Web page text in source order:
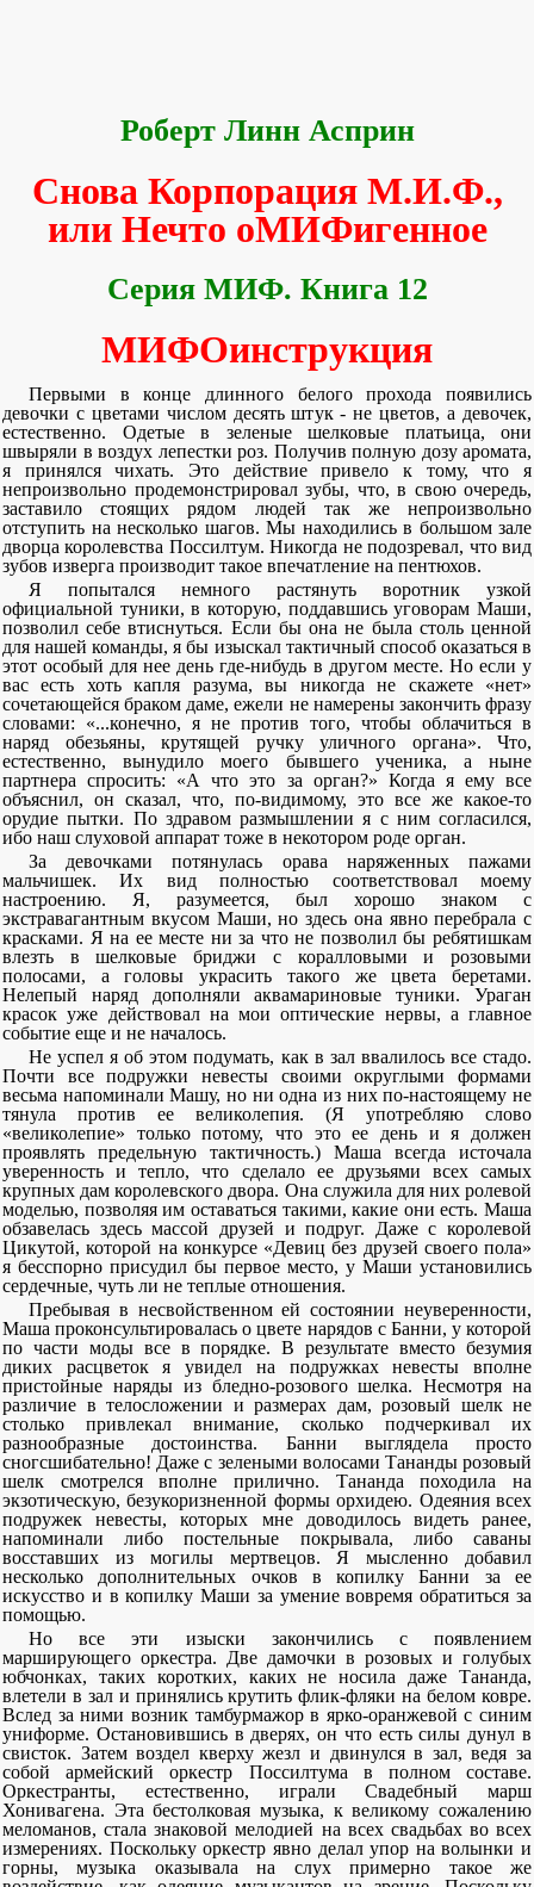
Роберт Линн Асприн
Снова Корпорация М.И.Ф.,
или Нечто оМИФигенное
Серия МИФ. Книга 12
МИФОинструкция
Первыми в конце длинного белого прохода появились
девочки с цветами числом десять штук - не цветов, а девочек,
естественно. Одетые в зеленые шелковые платьица, они
швыряли в воздух лепестки роз. Получив полную дозу аромата,
я принялся чихать. Это действие привело к тому, что я
непроизвольно продемонстрировал зубы, что, в свою очередь,
заставило стоящих рядом людей так же непроизвольно
отступить на несколько шагов. Мы находились в большом зале
дворца королевства Поссилтум. Никогда не подозревал, что вид
зубов изверга производит такое впечатление на пентюхов.
Я попытался немного растянуть воротник узкой
официальной туники, в которую, поддавшись уговорам Маши,
позволил себе втиснуться. Если бы она не была столь ценной
для нашей команды, я бы изыскал тактичный способ оказаться в
этот особый для нее день где-нибудь в другом месте. Но если у
вас есть хоть капля разума, вы никогда не скажете «нет»
сочетающейся браком даме, ежели не намерены закончить фразу
словами: «...конечно, я не против того, чтобы облачиться в
наряд обезьяны, крутящей ручку уличного органа». Что,
естественно, вынудило моего бывшего ученика, а ныне
партнера спросить: «А что это за орган?» Когда я ему все
объяснил, он сказал, что, по-видимому, это все же какое-то
орудие пытки. По здравом размышлении я с ним согласился,
ибо наш слуховой аппарат тоже в некотором роде орган.
За девочками потянулась орава наряженных пажами
мальчишек. Их вид полностью соответствовал моему
настроению. Я, разумеется, был хорошо знаком с
экстравагантным вкусом Маши, но здесь она явно перебрала с
красками. Я на ее месте ни за что не позволил бы ребятишкам
влезть в шелковые бриджи с коралловыми и розовыми
полосами, а головы украсить такого же цвета беретами.
Нелепый наряд дополняли аквамариновые туники. Ураган
красок уже действовал на мои оптические нервы, а главное
событие еще и не началось.
Не успел я об этом подумать, как в зал ввалилось все стадо.
Почти все подружки невесты своими округлыми формами
весьма напоминали Машу, но ни одна из них по-настоящему не
тянула против ее великолепия. (Я употребляю слово
«великолепие» только потому, что это ее день и я должен
проявлять предельную тактичность.) Маша всегда источала
уверенность и тепло, что сделало ее друзьями всех самых
крупных дам королевского двора. Она служила для них ролевой
моделью, позволяя им оставаться такими, какие они есть. Маша
обзавелась здесь массой друзей и подруг. Даже с королевой
Цикутой, которой на конкурсе «Девиц без друзей своего пола»
я бесспорно присудил бы первое место, у Маши установились
сердечные, чуть ли не теплые отношения.
Пребывая в несвойственном ей состоянии неуверенности,
Маша проконсультировалась о цвете нарядов с Банни, у которой
по части моды все в порядке. В результате вместо безумия
диких расцветок я увидел на подружках невесты вполне
пристойные наряды из бледно-розового шелка. Несмотря на
различие в телосложении и размерах дам, розовый шелк не
столько привлекал внимание, сколько подчеркивал их
разнообразные достоинства. Банни выглядела просто
сногсшибательно! Даже с зелеными волосами Тананды розовый
шелк смотрелся вполне прилично. Тананда походила на
экзотическую, безукоризненной формы орхидею. Одеяния всех
подружек невесты, которых мне доводилось видеть ранее,
напоминали либо постельные покрывала, либо саваны
восставших из могилы мертвецов. Я мысленно добавил
несколько дополнительных очков в копилку Банни за ее
искусство и в копилку Маши за умение вовремя обратиться за
помощью.
Но все эти изыски закончились с появлением
марширующего оркестра. Две дамочки в розовых и голубых
юбчонках, таких коротких, каких не носила даже Тананда,
влетели в зал и принялись крутить флик-фляки на белом ковре.
Вслед за ними возник тамбурмажор в ярко-оранжевой с синим
униформе. Остановившись в дверях, он что есть силы дунул в
свисток. Затем воздел кверху жезл и двинулся в зал, ведя за
собой армейский оркестр Поссилтума в полном составе.
Оркестранты, естественно, играли Свадебный марш
Хонивагена. Эта бестолковая музыка, к великому сожалению
меломанов, стала знаковой мелодией на всех свадьбах во всех
измерениях. Поскольку оркестр явно делал упор на волынки и
горны, музыка оказывала на слух примерно такое же